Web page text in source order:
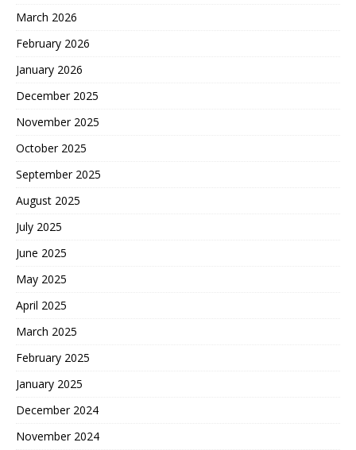
March 2026
February 2026
January 2026
December 2025
November 2025
October 2025
September 2025
August 2025
July 2025
June 2025
May 2025
April 2025
March 2025
February 2025
January 2025
December 2024
November 2024